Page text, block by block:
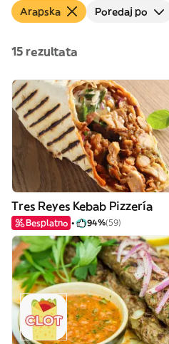
Arapska Poredaj po
15 rezultata
Tres Reyes Kebab Pizzería
Besplatno 94%(59)